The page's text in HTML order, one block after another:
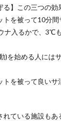
る】この三つの効
トを被って10分
ナ入るかで、3℃
)を始める人には
トを被って良いサ
ている施設もあ